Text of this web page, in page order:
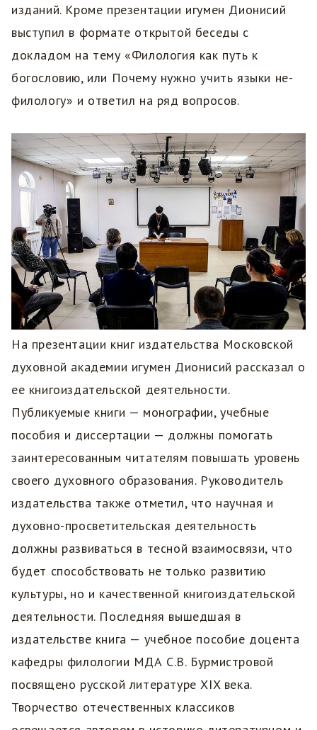
изданий. Кроме презентации игумен Дионисий
выступил в формате открытой беседы с
докладом на тему «Филология как путь к
богословию, или Почему нужно учить языки не-
филологу» и ответил на ряд вопросов.
На презентации книг издательства Московской
духовной академии игумен Дионисий рассказал о
ее книгоиздательской деятельности.
Публикуемые книги — монографии, учебные
пособия и диссертации — должны помогать
заинтересованным читателям повышать уровень
своего духовного образования. Руководитель
издательства также отметил, что научная и
духовно-просветительская деятельность
должны развиваться в тесной взаимосвязи, что
будет способствовать не только развитию
культуры, но и качественной книгоиздательской
деятельности. Последняя вышедшая в
издательстве книга — учебное пособие доцента
кафедры филологии МДА С.В. Бурмистровой
посвящено русской литературе XIX века.
Творчество отечественных классиков